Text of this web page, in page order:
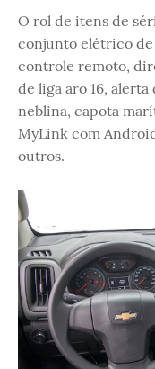
O rol de itens de
conjunto elétrico
controle remoto,
de liga aro 16,
neblina, capota
MyLink com
outros.